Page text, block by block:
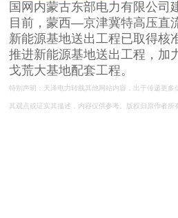
国网内蒙古东部电力有限公司
目前，蒙西—京津冀特高压直
新能源基地送出工程已取得核
推进新能源基地送出工程，加
戈荒大基地配套工程。
特别声明：天泽电力转载其他网站内容，出于传递更
其观点或证实其描述，内容仅供参考。版权归原作者所